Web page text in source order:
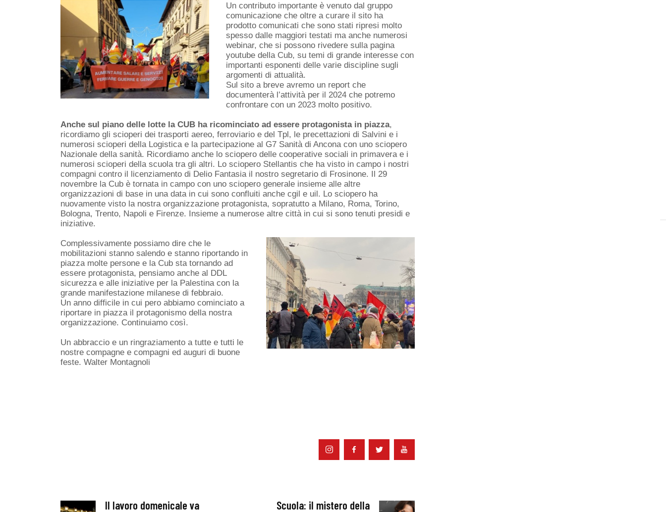
Un contributo importante è venuto dal gruppo
comunicazione che oltre a curare il sito ha
prodotto comunicati che sono stati ripresi molto
spesso dalle maggiori testati ma anche numerosi
webinar, che si possono rivedere sulla pagina
youtube della Cub, su temi di grande interesse con
importanti esponenti delle varie discipline sugli
argomenti di attualità.
Sul sito a breve avremo un report che
documenterà l’attività per il 2024 che potremo
confrontare con un 2023 molto positivo.
Anche sul piano delle lotte la CUB ha ricominciato ad essere protagonista in piazza,
ricordiamo gli scioperi dei trasporti aereo, ferroviario e del Tpl, le precettazioni di Salvini e i
numerosi scioperi della Logistica e la partecipazione al G7 Sanità di Ancona con uno sciopero
Nazionale della sanità. Ricordiamo anche lo sciopero delle cooperative sociali in primavera e i
numerosi scioperi della scuola tra gli altri. Lo sciopero Stellantis che ha visto in campo i nostri
compagni contro il licenziamento di Delio Fantasia il nostro segretario di Frosinone. Il 29
novembre la Cub è tornata in campo con uno sciopero generale insieme alle altre
organizzazioni di base in una data in cui sono confluiti anche cgil e uil. Lo sciopero ha
nuovamente visto la nostra organizzazione protagonista, sopratutto a Milano, Roma, Torino,
Bologna, Trento, Napoli e Firenze. Insieme a numerose altre città in cui si sono tenuti presidi e
iniziative.
Complessivamente possiamo dire che le
mobilitazioni stanno salendo e stanno riportando in
piazza molte persone e la Cub sta tornando ad
essere protagonista, pensiamo anche al DDL
sicurezza e alle iniziative per la Palestina con la
grande manifestazione milanese di febbraio.
Un anno difficile in cui pero abbiamo cominciato a
riportare in piazza il protagonismo della nostra
organizzazione. Continuiamo così.
Un abbraccio e un ringraziamento a tutte e tutti le
nostre compagne e compagni ed auguri di buone
feste. Walter Montagnoli
Il lavoro domenicale va
Scuola: il mistero della